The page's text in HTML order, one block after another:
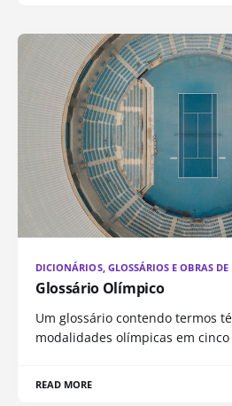
DICIONÁRIOS, GLOSSÁRIOS E OBRAS DE
Glossário Olímpico
Um glossário contendo termos
modalidades olímpicas em
READ MORE